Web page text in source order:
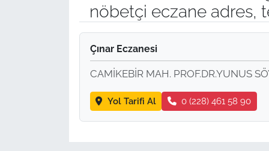
nöbetçi eczane adres,
Çınar Eczanesi
CAMİKEBİR MAH. PROF.DR.YUNUS
Yol Tarifi Al 0 (228) 461 58 90